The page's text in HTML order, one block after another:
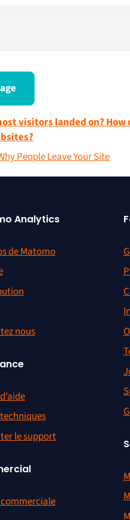
visitors landed on? How
People Leave Your Site
Analytics
de Matomo
nous
le support